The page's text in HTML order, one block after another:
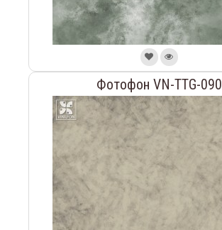
Фотофон VN-TTG-090